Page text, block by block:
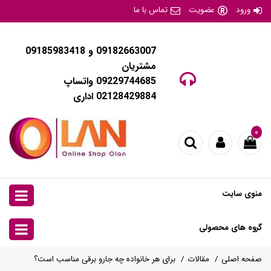
ورود عضویت تماس با ما
09182663007 و 09185983418
مشتریان
09229744685 واتساپ
02128429884 اداری
۰
منوی سایت
گروه های محصولی
صفحه اصلی مقالات برای هر خانواده چه جارو برقی مناسب است؟